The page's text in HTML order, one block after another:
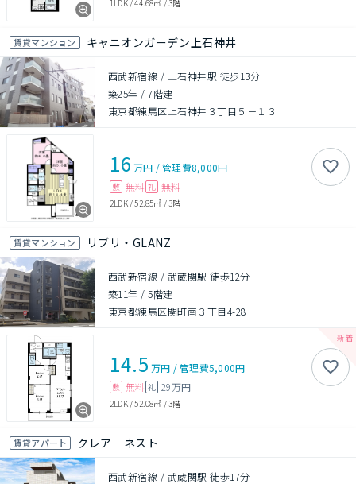
1LDK/44.68㎡ /3階
賃貸マンション キャニオンガーデン上石神井
西武新宿線 / 上石神井駅 徒歩13分
築25年 /7階建
東京都練馬区上石神井３丁目５－１３
16 万円 /管理費8,000円
敷 無料 礼 無料
2LDK/52.85㎡ /3階
賃貸マンション リブリ・GLANZ
西武新宿線 / 武蔵関駅 徒歩12分
築11年 /5階建
東京都練馬区関町南３丁目4-28
14.5 万円 /管理費5,000円
敷 無料 礼 29万円
2LDK/52.08㎡ /3階
賃貸アパート クレア ネスト
西武新宿線 / 武蔵関駅 徒歩17分